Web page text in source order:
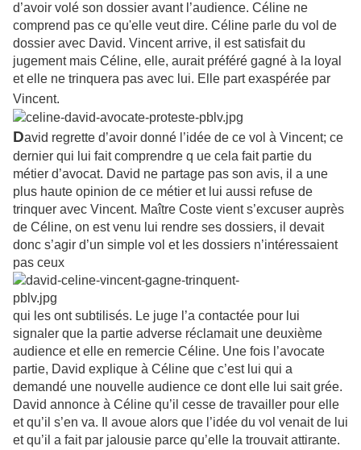
d’avoir volé son dossier avant l’audience. Céline ne
comprend pas ce qu'elle veut dire. Céline parle du vol de
dossier avec David. Vincent arrive, il est satisfait du
jugement mais Céline, elle, aurait préféré gagné à la loyal
et elle ne trinquera pas avec lui. Elle part exaspérée par
Vincent.
David regrette d’avoir donné l’idée de ce vol à Vincent; ce
dernier qui lui fait comprendre q ue cela fait partie du
métier d’avocat. David ne partage pas son avis, il a une
plus haute opinion de ce métier et lui aussi refuse de
trinquer avec Vincent. Maître Coste vient s’excuser auprès
de Céline, on est venu lui rendre ses dossiers, il devait
donc s’agir d’un simple vol et les dossiers n’intéressaient
pas ceux
qui les ont subtilisés. Le juge l’a contactée pour lui
signaler que la partie adverse réclamait une deuxième
audience et elle en remercie Céline. Une fois l’avocate
partie, David explique à Céline que c’est lui qui a
demandé une nouvelle audience ce dont elle lui sait grée.
David annonce à Céline qu’il cesse de travailler pour elle
et qu’il s’en va. Il avoue alors que l’idée du vol venait de lui
et qu’il a fait par jalousie parce qu’elle la trouvait attirante.